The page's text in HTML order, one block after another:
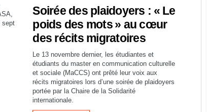
sept
Soirée des plaidoyers : « Le
poids des mots » au cœur
des récits migratoires
Le 13 novembre dernier, les étudiantes et
étudiants du master en communication culturelle
et sociale (MaCCS) ont prêté leur voix aux
récits migratoires lors d’une soirée de plaidoyers
portée par la Chaire de la Solidarité
internationale.